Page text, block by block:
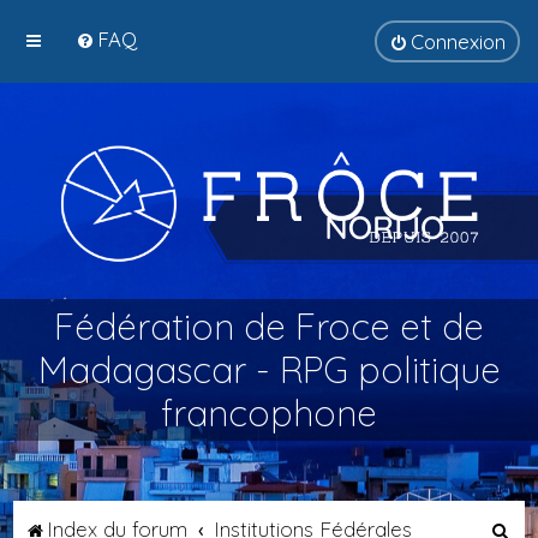
FAQ Connexion
Fédération de Froce et de
Madagascar - RPG politique
francophone
Index du forum Institutions Fédérales